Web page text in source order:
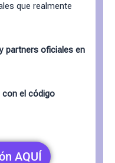
que realmente
partners oficiales en
con el código
AQUÍ